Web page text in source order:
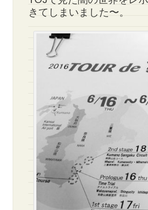
きてしまいました〜。